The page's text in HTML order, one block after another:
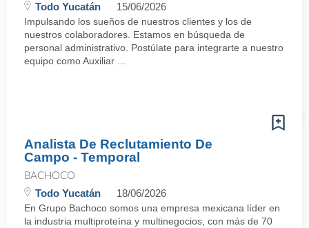
Todo Yucatán 15/06/2026
Impulsando los sueños de nuestros clientes y los de
nuestros colaboradores. Estamos en búsqueda de
personal administrativo. Postúlate para integrarte a nuestro
equipo como Auxiliar ...
Analista De Reclutamiento De
Campo - Temporal
BACHOCO
Todo Yucatán 18/06/2026
En Grupo Bachoco somos una empresa mexicana líder en
la industria multiproteína y multinegocios, con más de 70